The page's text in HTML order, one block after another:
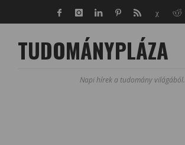
TUDOMÁNYPLÁZA
Napi hírek a tudomány világából.